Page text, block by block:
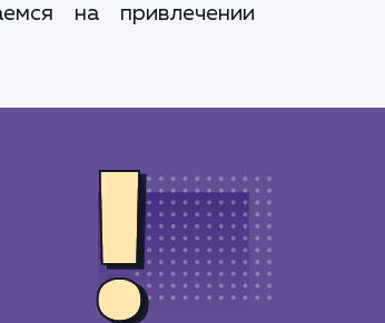
на привлечении